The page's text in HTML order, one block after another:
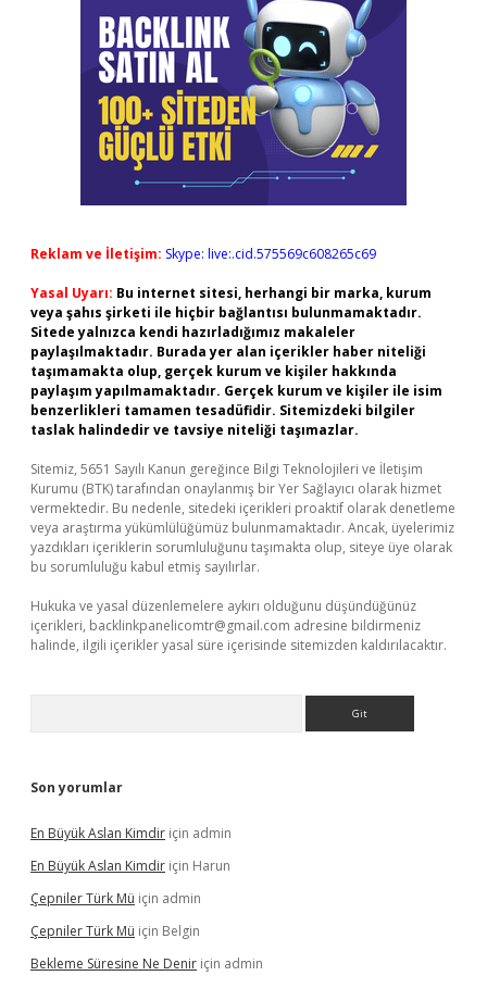
Reklam ve İletişim: Skype: live:.cid.575569c608265c69
Yasal Uyarı: Bu internet sitesi, herhangi bir marka, kurum
veya şahıs şirketi ile hiçbir bağlantısı bulunmamaktadır.
Sitede yalnızca kendi hazırladığımız makaleler
paylaşılmaktadır. Burada yer alan içerikler haber niteliği
taşımamakta olup, gerçek kurum ve kişiler hakkında
paylaşım yapılmamaktadır. Gerçek kurum ve kişiler ile isim
benzerlikleri tamamen tesadüfidir. Sitemizdeki bilgiler
taslak halindedir ve tavsiye niteliği taşımazlar.
Sitemiz, 5651 Sayılı Kanun gereğince Bilgi Teknolojileri ve İletişim
Kurumu (BTK) tarafından onaylanmış bir Yer Sağlayıcı olarak hizmet
vermektedir. Bu nedenle, sitedeki içerikleri proaktif olarak denetleme
veya araştırma yükümlülüğümüz bulunmamaktadır. Ancak, üyelerimiz
yazdıkları içeriklerin sorumluluğunu taşımakta olup, siteye üye olarak
bu sorumluluğu kabul etmiş sayılırlar.
Hukuka ve yasal düzenlemelere aykırı olduğunu düşündüğünüz
içerikleri, backlinkpanelicomtr@gmail.com adresine bildirmeniz
halinde, ilgili içerikler yasal süre içerisinde sitemizden kaldırılacaktır.
Son yorumlar
En Büyük Aslan Kimdir için admin
En Büyük Aslan Kimdir için Harun
Çepniler Türk Mü için admin
Çepniler Türk Mü için Belgin
Bekleme Süresine Ne Denir için admin